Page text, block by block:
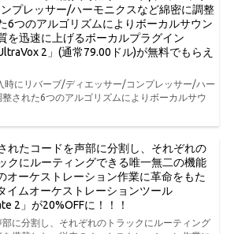
プレッサー/ハーモニクスなど綿密に調整
6つのアルゴリズムによりボーカルサウン
を迅速に上げるボーカルプラグイン
2」(通常79.00ドル)が無料でもらえ
にリバーブ/ディエッサー/コンプレッサー/ハー
された6つのアルゴリズムによりボーカルサウ
れたコードを声部に分割し、それぞれの
クにルーティングできる唯一無二の機能
オーケストレーション作業に革命をもた
イムオーケストレーションツール
2」が20%OFFに！！！
に分割し、それぞれのトラックにルーティング